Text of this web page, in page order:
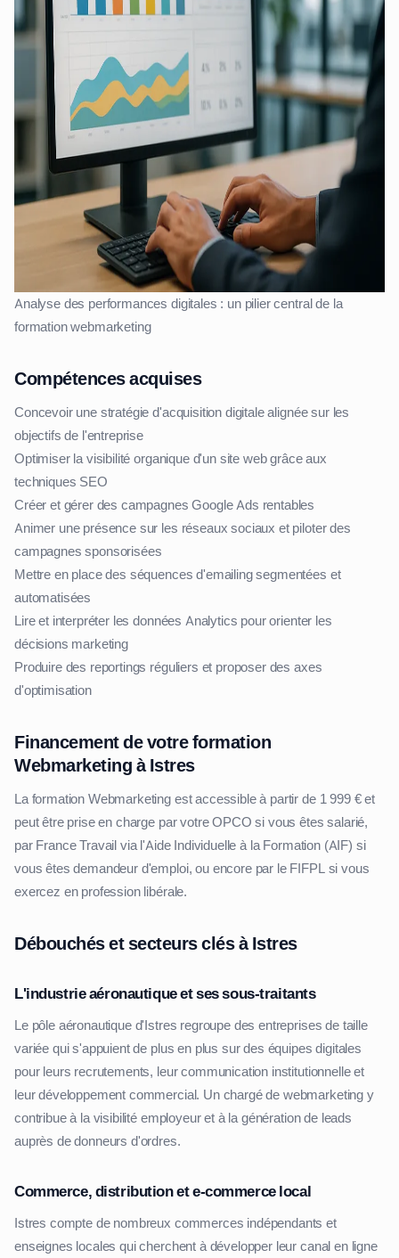
Analyse des performances digitales : un pilier central de la
formation webmarketing
Compétences acquises
Concevoir une stratégie d'acquisition digitale alignée sur les
objectifs de l'entreprise
Optimiser la visibilité organique d'un site web grâce aux
techniques SEO
Créer et gérer des campagnes Google Ads rentables
Animer une présence sur les réseaux sociaux et piloter des
campagnes sponsorisées
Mettre en place des séquences d'emailing segmentées et
automatisées
Lire et interpréter les données Analytics pour orienter les
décisions marketing
Produire des reportings réguliers et proposer des axes
d'optimisation
Financement de votre formation
Webmarketing à Istres
La formation Webmarketing est accessible à partir de 1 999 € et
peut être prise en charge par votre OPCO si vous êtes salarié,
par France Travail via l'Aide Individuelle à la Formation (AIF) si
vous êtes demandeur d'emploi, ou encore par le FIFPL si vous
exercez en profession libérale.
Débouchés et secteurs clés à Istres
L'industrie aéronautique et ses sous-traitants
Le pôle aéronautique d'Istres regroupe des entreprises de taille
variée qui s'appuient de plus en plus sur des équipes digitales
pour leurs recrutements, leur communication institutionnelle et
leur développement commercial. Un chargé de webmarketing y
contribue à la visibilité employeur et à la génération de leads
auprès de donneurs d'ordres.
Commerce, distribution et e-commerce local
Istres compte de nombreux commerces indépendants et
enseignes locales qui cherchent à développer leur canal en ligne